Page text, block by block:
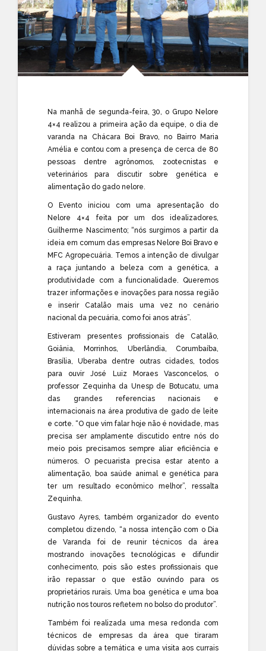
Na manhã de segunda-feira, 30, o Grupo Nelore
4×4 realizou a primeira ação da equipe, o dia de
varanda na Chácara Boi Bravo, no Bairro Maria
Amélia e contou com a presença de cerca de 80
pessoas dentre agrônomos, zootecnistas e
veterinários para discutir sobre genética e
alimentação do gado nelore.
O Evento iniciou com uma apresentação do
Nelore 4×4 feita por um dos idealizadores,
Guilherme Nascimento; “nós surgimos a partir da
ideia em comum das empresas Nelore Boi Bravo e
MFC Agropecuária. Temos a intenção de divulgar
a raça juntando a beleza com a genética, a
produtividade com a funcionalidade. Queremos
trazer informações e inovações para nossa região
e inserir Catalão mais uma vez no cenário
nacional da pecuária, como foi anos atrás”.
Estiveram presentes profissionais de Catalão,
Goiânia, Morrinhos, Uberlândia, Corumbaíba,
Brasília, Uberaba dentre outras cidades, todos
para ouvir José Luiz Moraes Vasconcelos, o
professor Zequinha da Unesp de Botucatu, uma
das grandes referencias nacionais e
internacionais na área produtiva de gado de leite
e corte. “O que vim falar hoje não é novidade, mas
precisa ser amplamente discutido entre nós do
meio pois precisamos sempre aliar eficiência e
números. O pecuarista precisa estar atento a
alimentação, boa saúde animal e genética para
ter um resultado econômico melhor”, ressalta
Zequinha.
Gustavo Ayres, também organizador do evento
completou dizendo, “a nossa intenção com o Dia
de Varanda foi de reunir técnicos da área
mostrando inovações tecnológicas e difundir
conhecimento, pois são estes profissionais que
irão repassar o que estão ouvindo para os
proprietários rurais. Uma boa genética e uma boa
nutrição nos touros refletem no bolso do produtor”.
Também foi realizada uma mesa redonda com
técnicos de empresas da área que tiraram
dúvidas sobre a temática e uma visita aos currais